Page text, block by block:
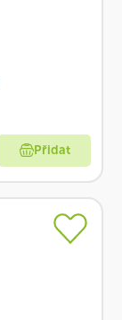
Přidat